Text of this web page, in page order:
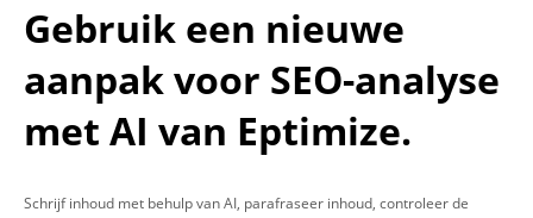
Gebruik een nieuwe
aanpak voor SEO-analyse
met AI van Eptimize.
Schrijf inhoud met behulp van AI, parafraseer inhoud, controleer de